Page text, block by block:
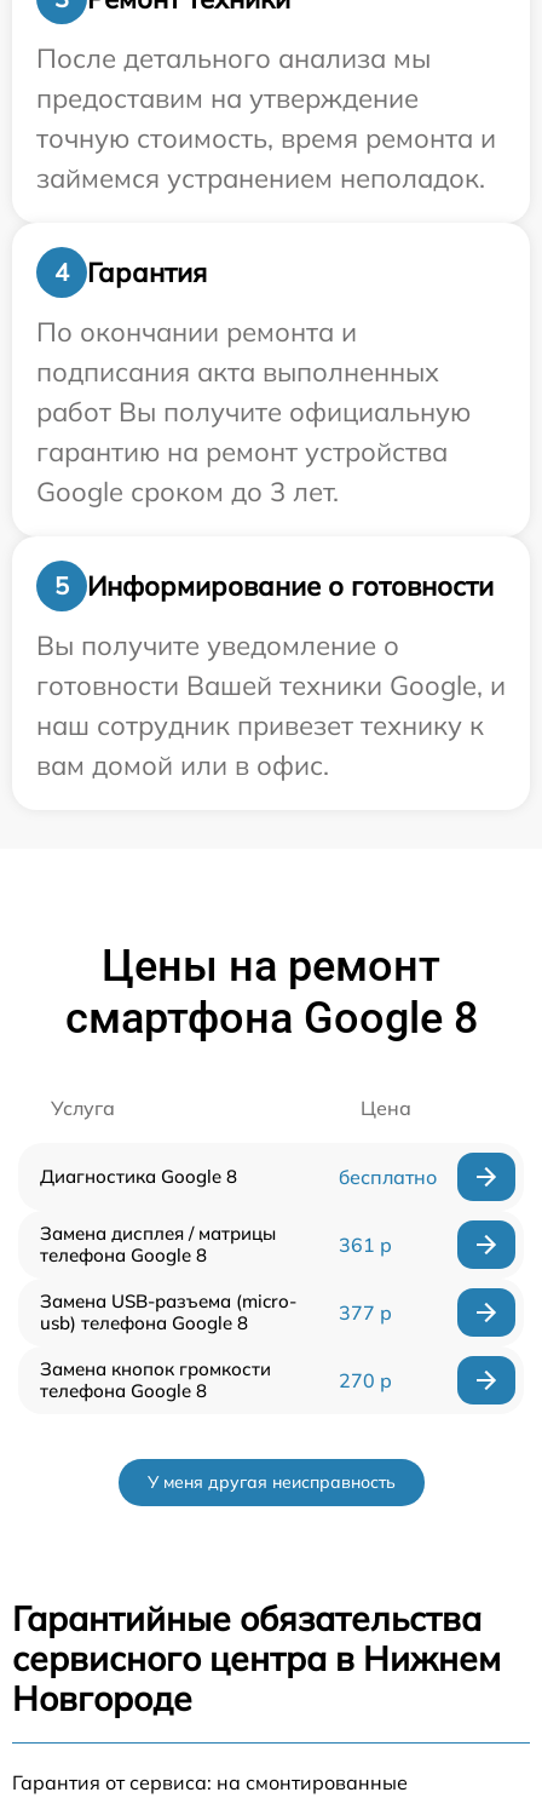
После детального анализа мы
предоставим на утверждение
точную стоимость, время ремонта и
займемся устранением неполадок.
4
Гарантия
По окончании ремонта и
подписания акта выполненных
работ Вы получите официальную
гарантию на ремонт устройства
Google сроком до 3 лет.
5
Информирование о готовности
Вы получите уведомление о
готовности Вашей техники Google, и
наш сотрудник привезет технику к
вам домой или в офис.
Цены на ремонт
смартфона Google 8
Услуга Цена
Диагностика Google 8 бесплатно
Замена дисплея / матрицы
телефона Google 8
361 р
Замена USB-разъема (micro-
usb) телефона Google 8
377 р
Замена кнопок громкости
телефона Google 8
270 р
У меня другая неисправность
Гарантийные обязательства
сервисного центра в Нижнем
Новгороде
Гарантия от сервиса: на смонтированные